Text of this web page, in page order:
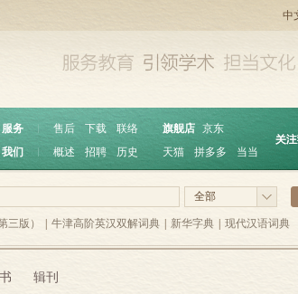
中
服务 ︱ 售后 下载
联络
我们
概述 招聘 历史
旗舰店 京东
天猫
拼多多 当当
全部
三版） 牛津高阶英汉双解词典 新华字典 现代汉语词典
辑刊